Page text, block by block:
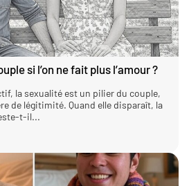
si l’on ne fait plus l’amour ?
la sexualité est un pilier du couple,
de légitimité. Quand elle disparaît, la
t-il...